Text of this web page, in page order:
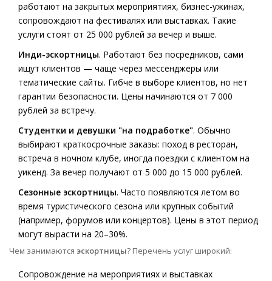
работают на закрытых мероприятиях, бизнес-ужинах,
сопровождают на фестивалях или выставках. Такие
услуги стоят от 25 000 рублей за вечер и выше.
Инди-эскортницы. Работают без посредников, сами
ищут клиентов — чаще через мессенджеры или
тематические сайты. Гибче в выборе клиентов, но нет
гарантии безопасности. Цены начинаются от 7 000
рублей за встречу.
Студентки и девушки "на подработке". Обычно
выбирают краткосрочные заказы: поход в ресторан,
встреча в ночном клубе, иногда поездки с клиентом на
уикенд. За вечер получают от 5 000 до 15 000 рублей.
Сезонные эскортницы. Часто появляются летом во
время туристического сезона или крупных событий
(например, форумов или концертов). Цены в этот период
могут вырасти на 20–30%.
Чем занимаются эскортницы? Перечень услуг широкий:
Сопровождение на мероприятиях и выставках